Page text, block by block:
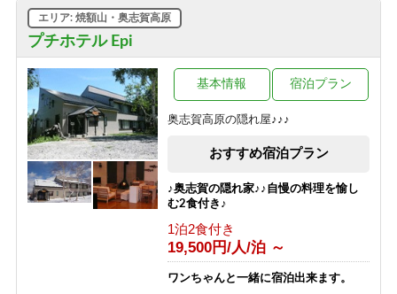
【朝はゆったり寝たい方向け】1泊夕
食付プラン
10,700円/人/泊 ～
【夜は観光を楽しみたい方向け】1泊
朝食付プラン
8,200円/人/泊 ～
【1泊2食付き】大自然の中のサウナを
満喫♪幸の湯のテントサウナ90分＆オ
1泊2食付き
13,700円/人/泊 ～
プチホテル Epi
エリア: 焼額山・奥志賀高原
奥志賀高原の隠れ屋♪♪♪
基本情報 宿泊プラン
おすすめ宿泊プラン
♪奥志賀の隠れ家♪♪自慢の料理を愉し
む2食付き♪
1泊2食付き
19,500円/人/泊 ～
ワンちゃんと一緒に宿泊出来ます。